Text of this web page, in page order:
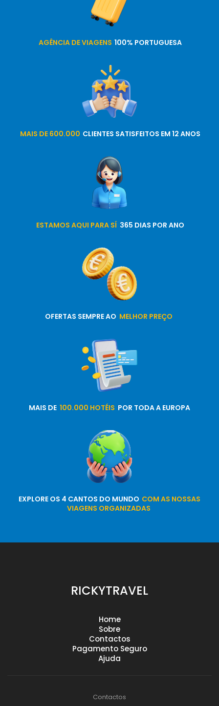
AGÊNCIA DE VIAGENS 100% PORTUGUESA
MAIS DE 600.000 CLIENTES SATISFEITOS EM 12 ANOS
ESTAMOS AQUI PARA SÍ 365 DIAS POR ANO
OFERTAS SEMPRE AO MELHOR PREÇO
MAIS DE 100.000 HOTÉIS POR TODA A EUROPA
EXPLORE OS 4 CANTOS DO MUNDO COM AS NOSSAS
VIAGENS ORGANIZADAS
RICKYTRAVEL
Home
Sobre
Contactos
Pagamento Seguro
Ajuda
Contactos